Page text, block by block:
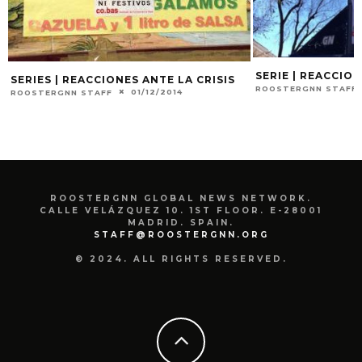
SERIES | REACCIONES ANTE LA CRISIS
ROOSTERGNN STAFF 01/12/2014
SERIE |
ROOSTERGNN STAFF
ROOSTERGNN GLOBAL NEWS NETWORK.
CALLE VELÁZQUEZ 10. 1ST FLOOR. E-28001
MADRID. SPAIN.
STAFF@ROOSTERGNN.ORG
© 2024. ALL RIGHTS RESERVED.